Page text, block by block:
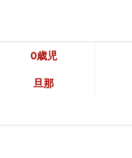
0歳児
旦那